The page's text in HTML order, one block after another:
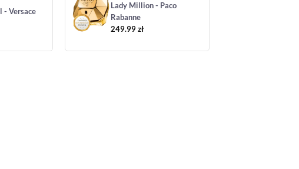
- Versace
Lady Million - Paco
Rabanne
249.99zł